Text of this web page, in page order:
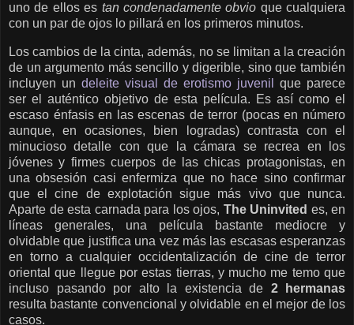
uno de ellos es tan condenadamente obvio que cualquiera
con un par de ojos lo pillará en los primeros minutos.
Los cambios de la cinta, además, no se limitan a la creación
de un argumento más sencillo y digerible, sino que también
incluyen un deleite visual de erotismo juvenil
que parece
ser el auténtico objetivo de esta película. Es así como el
escaso énfasis en las escenas de terror (pocas en número
aunque, en ocasiones, bien logradas) contrasta con el
minucioso detalle con que la cámara se recrea en los
jóvenes y firmes cuerpos de las chicas protagonistas, en
una obsesión casi enfermiza que no hace sino confirmar
que el cine de explotación sigue más vivo que nunca.
Aparte de esta carnada para los ojos, The Uninvited es, en
líneas generales, una película bastante mediocre y
olvidable que justifica una vez más las escasas esperanzas
en torno a cualquier occidentalización de cine de terror
oriental que llegue por estas tierras, y mucho me temo que
incluso pasando por alto la existencia de 2 hermanas
resulta bastante convencional y olvidable en el mejor de los
casos.